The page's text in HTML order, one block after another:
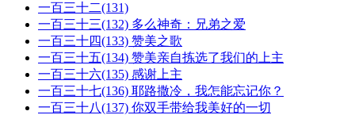
一百三十二(131)
一百三十三(132) 多么神奇：兄弟之爱
一百三十四(133) 赞美之歌
一百三十五(134) 赞美亲自拣选了我们的上主
一百三十六(135) 感谢上主
一百三十七(136) 耶路撒冷，我怎能忘记你？
一百三十八(137) 你双手带给我美好的一切